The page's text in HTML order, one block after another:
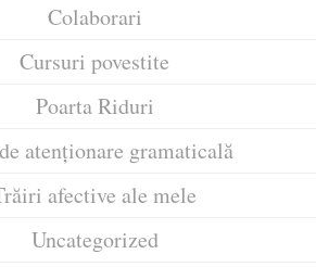
Colaborari
Cursuri povestite
Poarta Riduri
atenționare gramaticală
afective ale mele
Uncategorized